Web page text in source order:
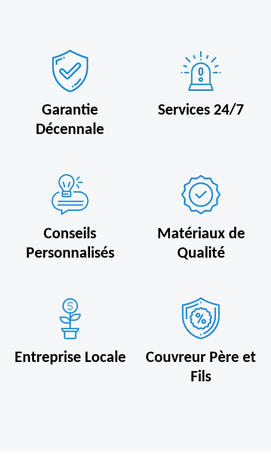
Garantie
Décennale
Services 24/7
Conseils
Personnalisés
Matériaux de
Qualité
Entreprise Locale
Couvreur Père et
Fils